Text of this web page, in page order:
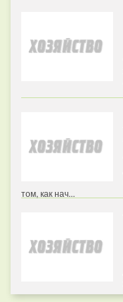
том, как нач...